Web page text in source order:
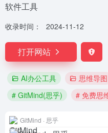
软件工具
收录时间： 2024-11-12
打开网站
AI办公工具 思维导图
# GitMind(思乎)
# 免费思
GitMind · 思乎